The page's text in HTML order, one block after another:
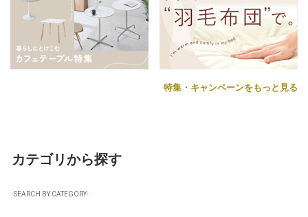
特集・キャンペーンをもっと見る
カテゴリから探す
-SEARCH BY CATEGORY-